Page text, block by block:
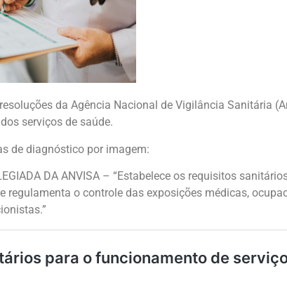
da Agência Nacional de Vigilância Sanitária
serviços de saúde.
de diagnóstico por imagem:
DA ANVISA – “Estabelece os requisitos
o controle das exposições médicas,